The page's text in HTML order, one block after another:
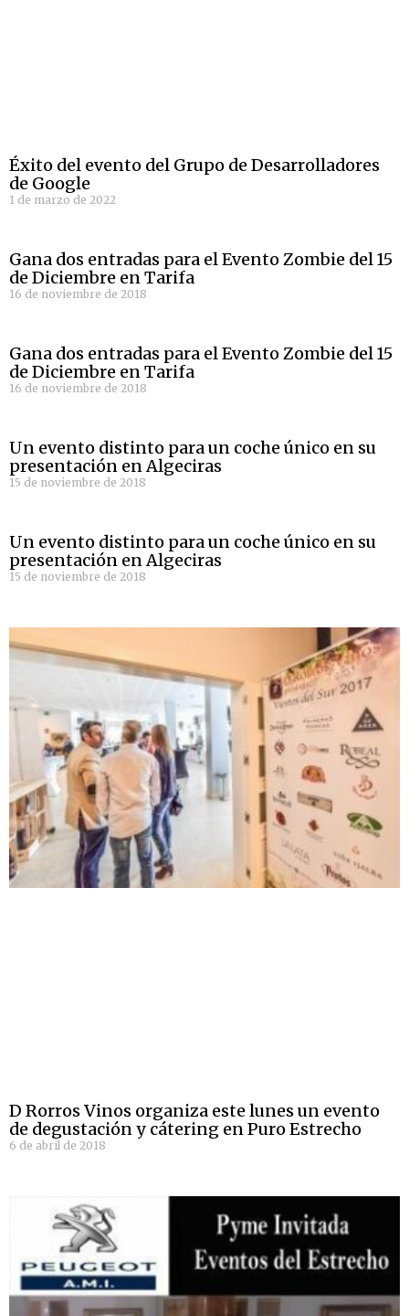
Éxito del evento del Grupo de Desarrolladores
de Google
1 de marzo de 2022
Gana dos entradas para el Evento Zombie del 15
de Diciembre en Tarifa
16 de noviembre de 2018
Gana dos entradas para el Evento Zombie del 15
de Diciembre en Tarifa
16 de noviembre de 2018
Un evento distinto para un coche único en su
presentación en Algeciras
15 de noviembre de 2018
Un evento distinto para un coche único en su
presentación en Algeciras
15 de noviembre de 2018
D Rorros Vinos organiza este lunes un evento
de degustación y cátering en Puro Estrecho
6 de abril de 2018